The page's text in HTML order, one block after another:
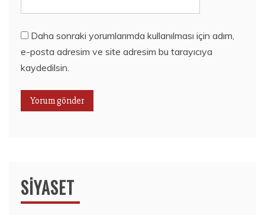
Daha sonraki yorumlarımda kullanılması için adım,
e-posta adresim ve site adresim bu tarayıcıya
kaydedilsin.
SIYASET